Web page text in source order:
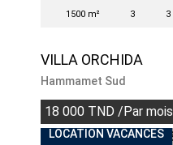
1500 m² 3 3
VILLA ORCHIDA
Hammamet Sud
18 000 TND /Par mois
INDISPONIBLE
LOCATION VACANCES